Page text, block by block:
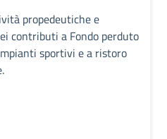
propedeutiche e
contributi a Fondo perduto
sportivi e a ristoro